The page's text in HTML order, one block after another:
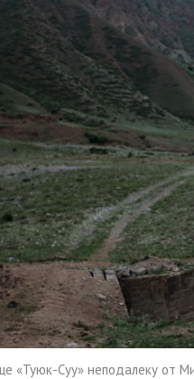
«Туюк-Суу» неподалеку от